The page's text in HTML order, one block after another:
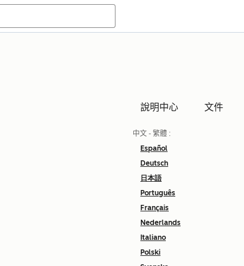
說明中心 文件
中文 - 繁體 :
Español
Deutsch
日本語
Português
Français
Nederlands
Italiano
Polski